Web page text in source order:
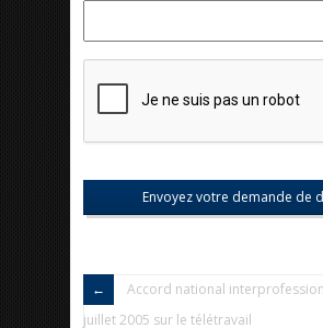
Accord national
juillet 2005 sur le télétravail